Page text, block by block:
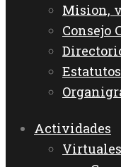
Mision,
Consejo
Estatutos
Actividades
Virtuales